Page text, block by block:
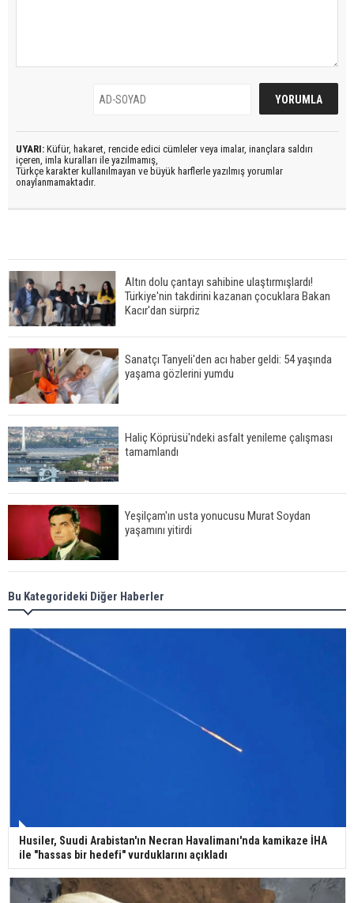
UYARI: Küfür, hakaret, rencide edici cümleler veya imalar, inançlara saldırı
içeren, imla kuralları ile yazılmamış,
Türkçe karakter kullanılmayan ve büyük harflerle yazılmış yorumlar
onaylanmamaktadır.
Altın dolu çantayı sahibine ulaştırmışlardı!
Türkiye'nin takdirini kazanan çocuklara Bakan
Kacır'dan sürpriz
Sanatçı Tanyeli'den acı haber geldi: 54 yaşında
yaşama gözlerini yumdu
Haliç Köprüsü'ndeki asfalt yenileme çalışması
tamamlandı
Yeşilçam'ın usta yonucusu Murat Soydan
yaşamını yitirdi
Meral Akşener ile Müsavat Dervişoğlu cenazede
görüntülendi
Bilim kurgu gerçekleşiyor... Dondurulmuş
Ünlü türkücü Mahmut Tuncer estetik operasyon
geçirdi: Son hali gündem oldu
Bu Kategorideki Diğer Haberler
Husiler, Suudi Arabistan'ın Necran Havalimanı'nda kamikaze İHA
ile "hassas bir hedefi" vurduklarını açıkladı